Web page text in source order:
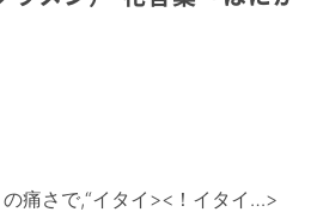
痛さで,“イタイ><！イタイ…>